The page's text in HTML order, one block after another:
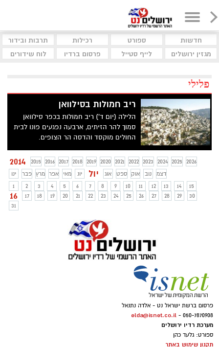
חדשות ספורט רכילות
תרבות ובידור
מגזין ירושלים
לייף סטייל פרסום ברדיו לוח שידורים
פלילי
ריב חמולות בסילוואן
הלילה (יום ד') ריב חמולות בכפר סילוואן
סמוך להר הזיתים, ארבעה נפגעים פונו לבית
החולים מוקסד והדסה הר הצופים.
פצועי ירי
2014 2015 2016 2017 2018 2019 2020 2021 2022 2023 2024 2025
2026
ינו
פבר מרץ אפר מאי יונ יול אוג ספט אוק נוב
דצמ
1
2 3 4 5 6 7 8 9 10 11 12 13 14 15
16 17 18 19 20 21 22 23 24 25 26 27 28 29
30
31
פרסום ברשת ישראל נט - אלדה נתנאל
050-7870908 -
elda@isnet.co.il
מערכת רדיו ירושלים
ספורט: גלעד כהן
תקנון שימוש באתר